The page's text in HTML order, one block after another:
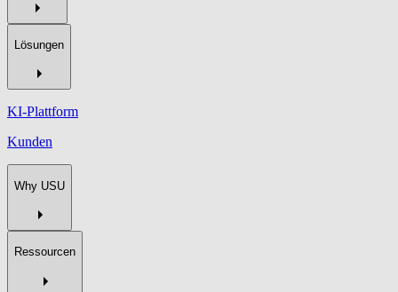
Lösungen
KI-Plattform
Kunden
Why USU
Ressourcen